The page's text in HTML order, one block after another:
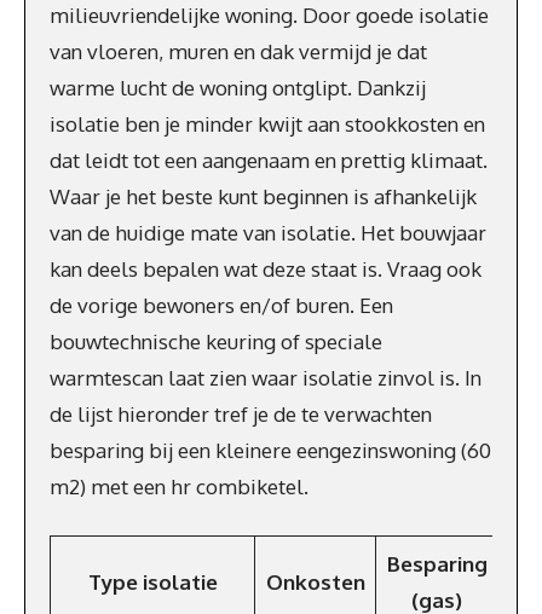
milieuvriendelijke woning. Door goede isolatie
van vloeren, muren en dak vermijd je dat
warme lucht de woning ontglipt. Dankzij
isolatie ben je minder kwijt aan stookkosten en
dat leidt tot een aangenaam en prettig klimaat.
Waar je het beste kunt beginnen is afhankelijk
van de huidige mate van isolatie. Het bouwjaar
kan deels bepalen wat deze staat is. Vraag ook
de vorige bewoners en/of buren. Een
bouwtechnische keuring of speciale
warmtescan laat zien waar isolatie zinvol is. In
de lijst hieronder tref je de te verwachten
besparing bij een kleinere eengezinswoning (60
m2) met een hr combiketel.
Type isolatie Onkosten
Besparing
(gas)